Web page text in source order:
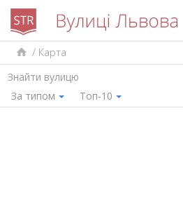
/ Карта
За типом Топ-10